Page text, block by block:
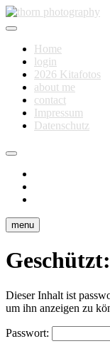
Skip
to
thorn
Fotografie für Dich
Home
login
2026 Kitafotos
about me
contact
Impressum
Datenschutz
menu
Dieser Inhalt ist
um ihn anzeigen zu
Passwort: